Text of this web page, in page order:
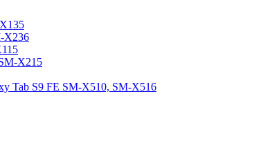
X236
X215
Tab S9 FE SM-X510, SM-X516